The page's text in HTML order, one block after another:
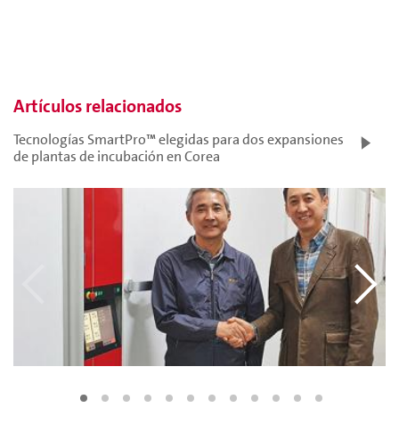
Artículos relacionados
Tecnologías SmartPro™ elegidas para dos expansiones
de plantas de incubación en Corea